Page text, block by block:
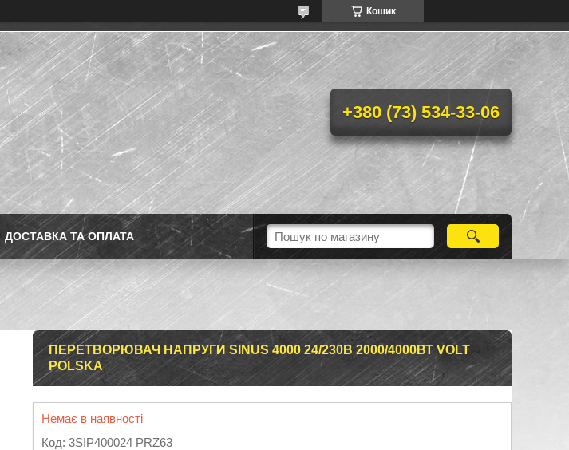
Кошик
+380 (73) 534-33-06
ДОСТАВКА ТА ОПЛАТА
ПЕРЕТВОРЮВАЧ НАПРУГИ SINUS 4000 24/230В 2000/4000ВТ VOLT
POLSKA
Немає в наявності
Код: 3SIP400024 PRZ63